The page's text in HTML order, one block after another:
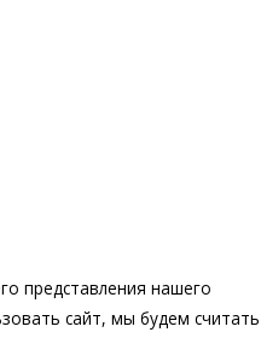
представления нашего
сайт, мы будем считать